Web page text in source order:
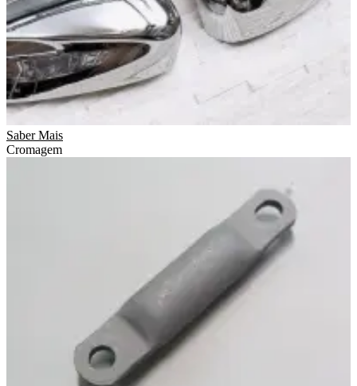
Saber Mais
Cromagem